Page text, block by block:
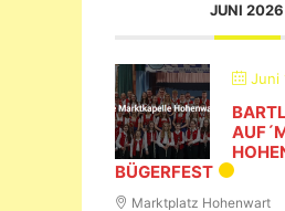
JUNI 2026
Juni
BÜGERFEST
Marktplatz Hohenwart